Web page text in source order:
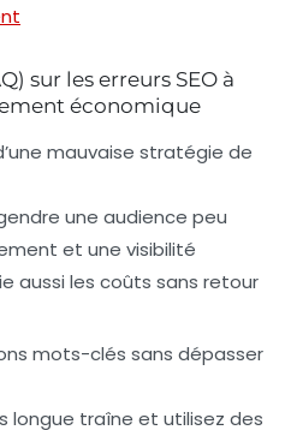
sur les erreurs SEO à
économique
mauvaise stratégie de
une audience peu
et une visibilité
aussi les coûts sans retour
mots-clés sans dépasser
longue traîne et utilisez des